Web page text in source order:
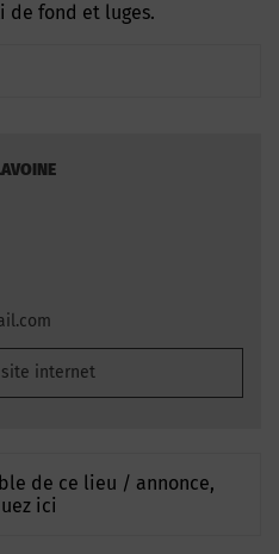
de fond et luges.
internet
de ce lieu / annonce,
ici